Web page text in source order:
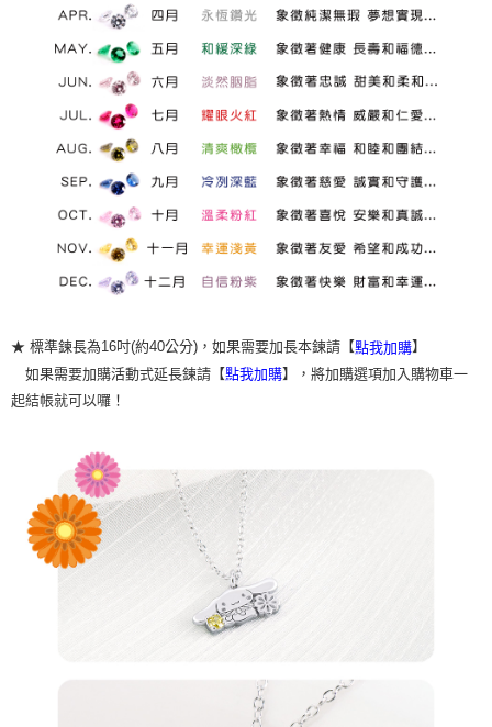
★ 標準鍊長為16吋(約40公分)，如果需要加長本鍊請【點我加購】
如果需要加購活動式延長鍊請【點我加購】，將加購選項加入購物車一
起結帳就可以囉！